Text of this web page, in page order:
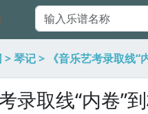
>琴记> 《音乐艺考录取线“
录取线“内卷”